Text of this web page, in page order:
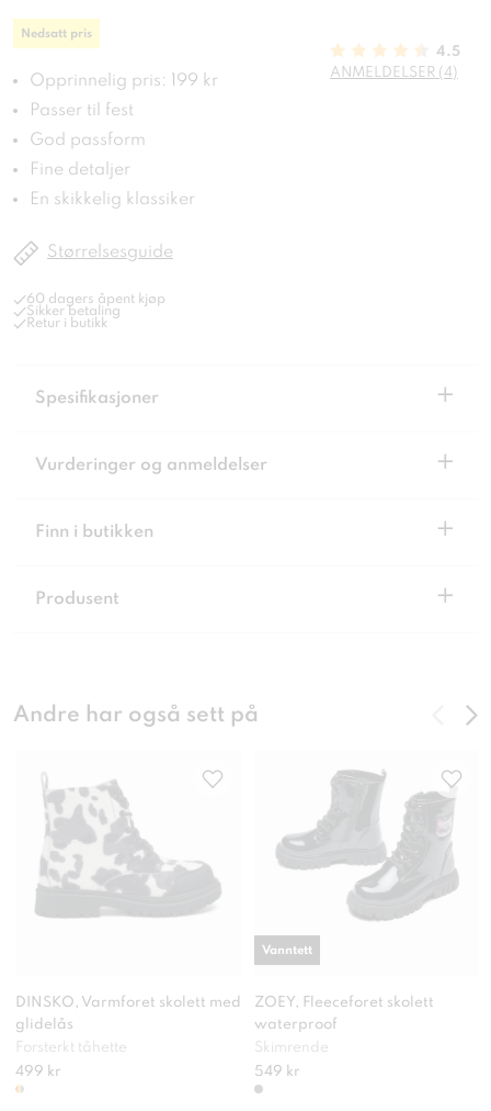
Nedsatt pris
Opprinnelig pris: 199 kr
Passer til fest
God passform
Fine detaljer
En skikkelig klassiker
4.5
ANMELDELSER (4)
Størrelsesguide
60 dagers åpent kjøp
Sikker betaling
Retur i butikk
Spesifikasjoner +
Vurderinger og anmeldelser +
Finn i butikken +
Produsent +
Andre har også sett på
DINSKO, Varmforet skolett med
glidelås
Forsterkt tåhette
499 kr
ZOEY, Fleeceforet skolett
waterproof
Skimrende
549 kr
Vanntett